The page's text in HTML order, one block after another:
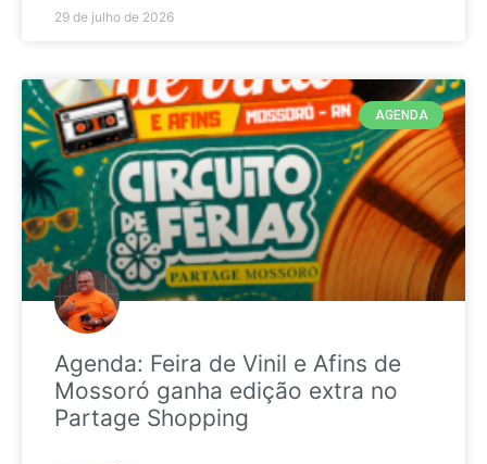
29 de julho de 2026
AGENDA
Agenda: Feira de Vinil e Afins de
Mossoró ganha edição extra no
Partage Shopping